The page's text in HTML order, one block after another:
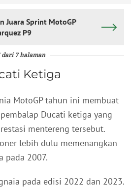
Juara Sprint MotoGP
P9
dari 7 halaman
Ketiga
MotoGP tahun ini membuat
Ducati ketiga yang
mentereng tersebut.
lebih dulu memenangkan
pada 2007.
pada edisi 2022 dan 2023.